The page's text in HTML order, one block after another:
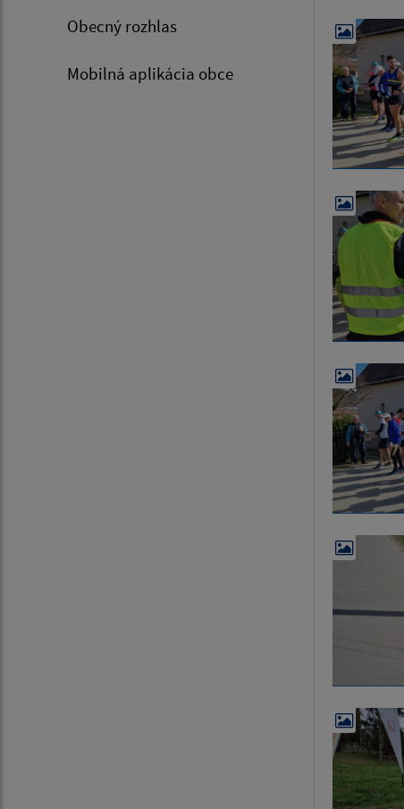
Obecný rozhlas
Mobilná aplikácia obce